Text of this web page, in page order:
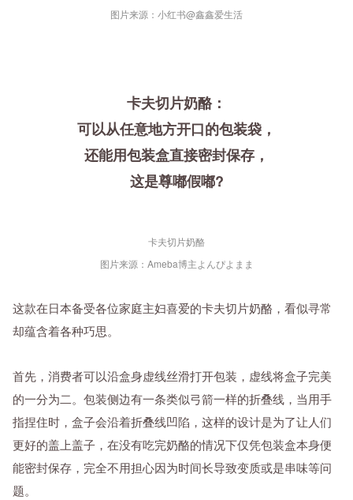
图片来源：小红书@鑫鑫爱生活
卡夫切片奶酪：
可以从任意地方开口的包装袋，
还能用包装盒直接密封保存，
这是尊嘟假嘟?
卡夫切片奶酪
图片来源：Ameba博主よんぴよまま
这款在日本备受各位家庭主妇喜爱的卡夫切片奶酪，看似寻常
却蕴含着各种巧思。
首先，消费者可以沿盒身虚线丝滑打开包装，虚线将盒子完美
的一分为二。包装侧边有一条类似弓箭一样的折叠线，当用手
指捏住时，盒子会沿着折叠线凹陷，这样的设计是为了让人们
更好的盖上盖子，在没有吃完奶酪的情况下仅凭包装盒本身便
能密封保存，完全不用担心因为时间长导致变质或是串味等问
题。